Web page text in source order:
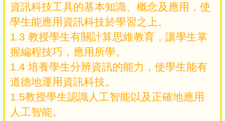
資訊科技工具的基本知識、概念及應用，使
學生能應用資訊科技於學習之上。
1.3 教授學生有關計算思維教育，讓學生掌
握編程技巧，應用所學。
1.4 培養學生分辨資訊的能力，使學生能有
道德地運用資訊科技。
1.5教授學生認識人工智能以及正確地應用
人工智能。